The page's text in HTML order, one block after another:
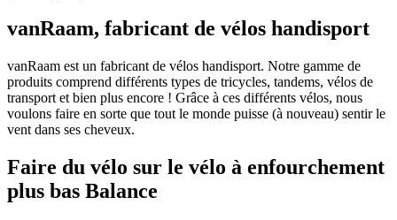
vanRaam, fabricant de vélos handisport
vanRaam est un fabricant de vélos handisport. Notre gamme de
produits comprend différents types de tricycles, tandems, vélos de
transport et bien plus encore ! Grâce à ces différents vélos, nous
voulons faire en sorte que tout le monde puisse (à nouveau) sentir le
vent dans ses cheveux.
Faire du vélo sur le vélo à enfourchement
plus bas Balance